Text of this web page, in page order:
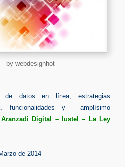
by webdesignhot
de datos en línea, estrategias
funcionalidades y amplísimo
Aranzadi Digital – Iustel – La Ley
de 2014